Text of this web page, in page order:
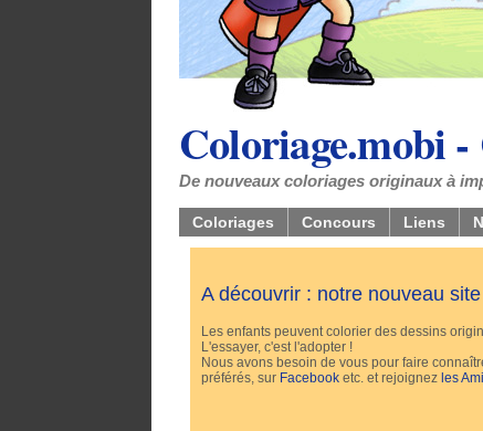
Coloriage.mobi
De nouveaux coloriages originaux à
Coloriages Concours Liens
A découvrir : notre nouveau
Les enfants peuvent colorier des dessins
L'essayer, c'est l'adopter !
Nous avons besoin de vous pour faire
préférés, sur Facebook etc. et rejoignez les